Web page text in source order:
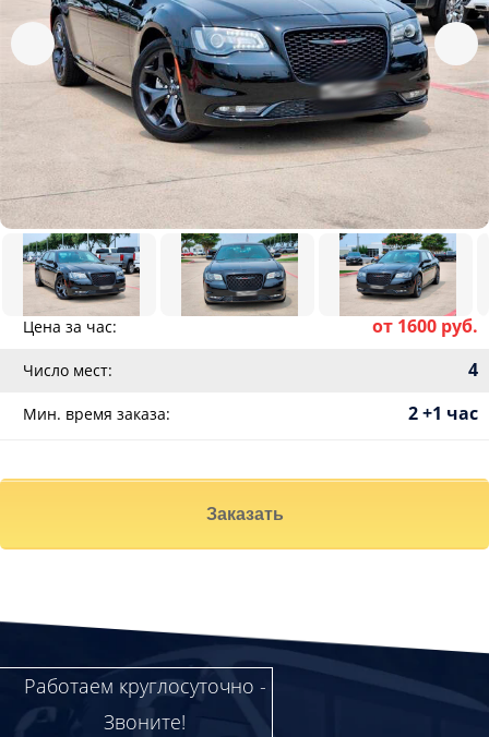
Цена за час: от 1600 руб.
Число мест: 4
Мин. время заказа: 2 +1 час
Заказать
Работаем круглосуточно -
Звоните!